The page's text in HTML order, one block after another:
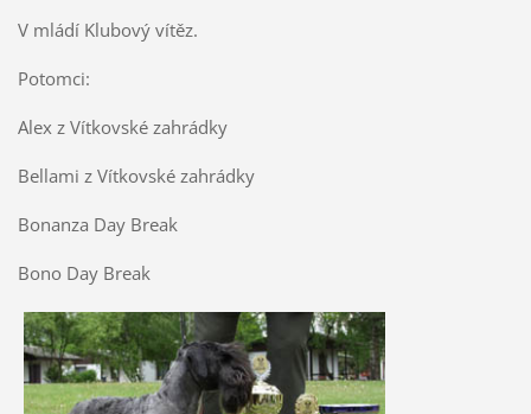
V mládí Klubový vítěz.
Potomci:
Alex z Vítkovské zahrádky
Bellami z Vítkovské zahrádky
Bonanza Day Break
Bono Day Break